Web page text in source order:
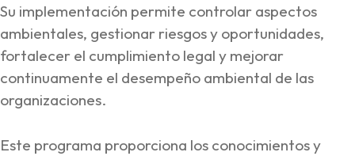
Su implementación permite controlar aspectos
ambientales, gestionar riesgos y oportunidades,
fortalecer el cumplimiento legal y mejorar
continuamente el desempeño ambiental de las
organizaciones.
Este programa proporciona los conocimientos y